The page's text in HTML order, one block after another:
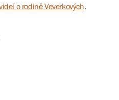
o rodině Veverkových.